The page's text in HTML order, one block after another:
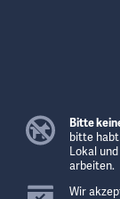
Bitte
bitte
Lokal
arbeiten.
Wir